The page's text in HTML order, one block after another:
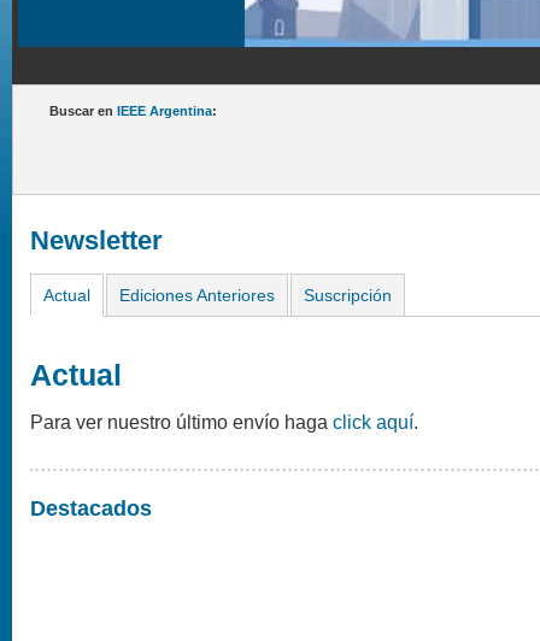
Buscar en IEEE Argentina:
Newsletter
Actual Ediciones Anteriores Suscripción
Actual
Para ver nuestro último envío haga click aquí.
Destacados